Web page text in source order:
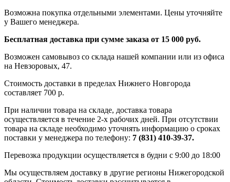
Возможна покупка отдельными элементами. Цены уточняйте
у Вашего менеджера.
Бесплатная доставка при сумме заказа от 15 000 руб.
Возможен самовывоз со склада нашей компании или из офиса
на Невзоровых, 47.
Стоимость доставки в пределах Нижнего Новгорода
составляет 700 р.
При наличии товара на складе, доставка товара
осуществляется в течение 2-х рабочих дней. При отсутствии
товара на складе необходимо уточнять информацию о сроках
поставки у менеджера по телефону: 7 (831) 410-39-37.
Перевозка продукции осуществляется в будни с 9:00 до 18:00
Мы осуществляем доставку в другие регионы Нижегородской